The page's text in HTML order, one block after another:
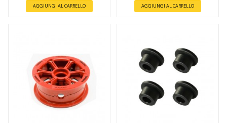
AGGIUNGI AL CARRELLO AGGIUNGI AL CARRELLO